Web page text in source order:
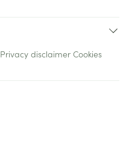
Privacy disclaimer Cookies